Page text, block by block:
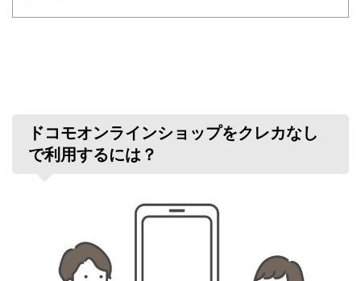
ドコモオンラインショップをクレカなし
で利用するには？